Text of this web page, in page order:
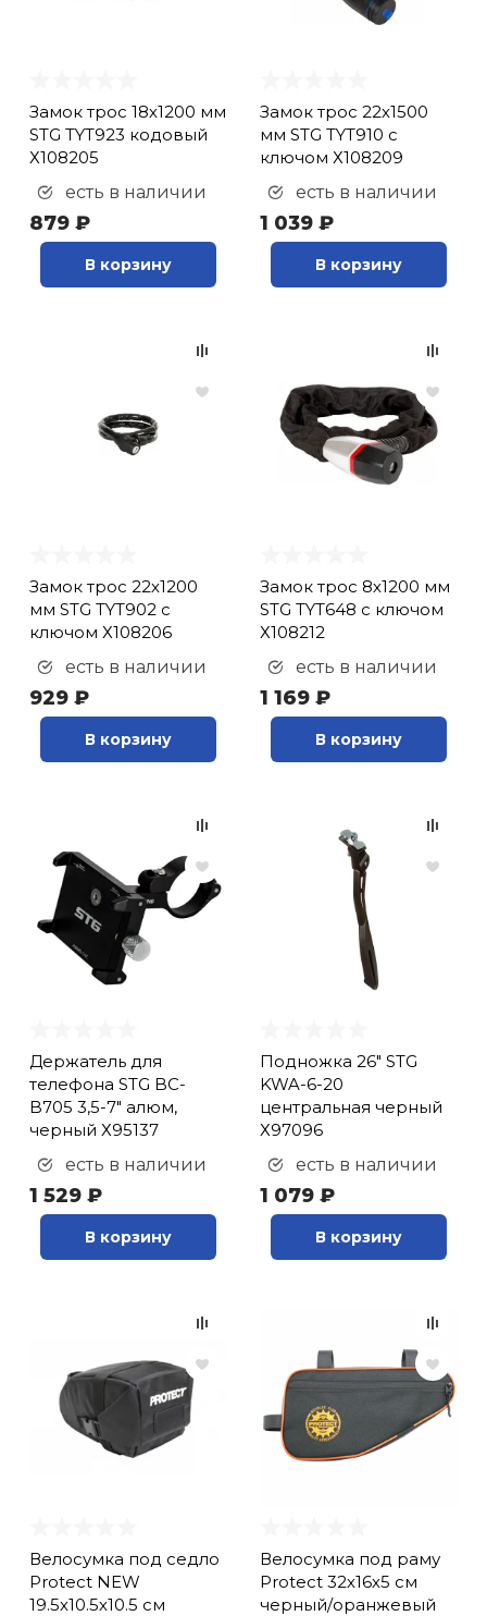
Замок трос 18х1200 мм
STG TYT923 кодовый
Х108205
есть в наличии
879 ₽
В корзину
Замок трос 22х1500
мм STG TYT910 с
ключом Х108209
есть в наличии
1 039 ₽
В корзину
Замок трос 22х1200
мм STG TYT902 с
ключом Х108206
есть в наличии
929 ₽
В корзину
Замок трос 8х1200 мм
STG TYT648 с ключом
Х108212
есть в наличии
1 169 ₽
В корзину
Держатель для
телефона STG BC-
B705 3,5-7" алюм,
черный Х95137
есть в наличии
1 529 ₽
В корзину
Подножка 26" STG
KWA-6-20
центральная черный
Х97096
есть в наличии
1 079 ₽
В корзину
Велосумка под седло
Protect NEW
19.5х10.5х10.5 см
Велосумка под раму
Protect 32х16х5 см
черный/оранжевый